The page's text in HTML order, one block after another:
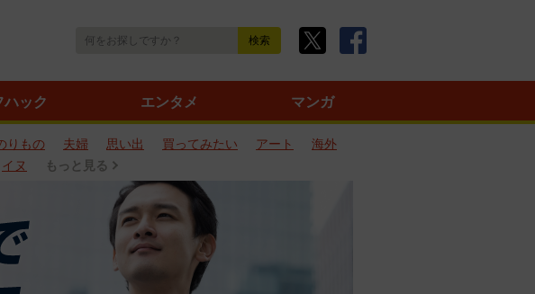
ハック エンタメ マンガ
りもの 夫婦 思い出 買ってみたい アート
海外
イヌ もっと見る